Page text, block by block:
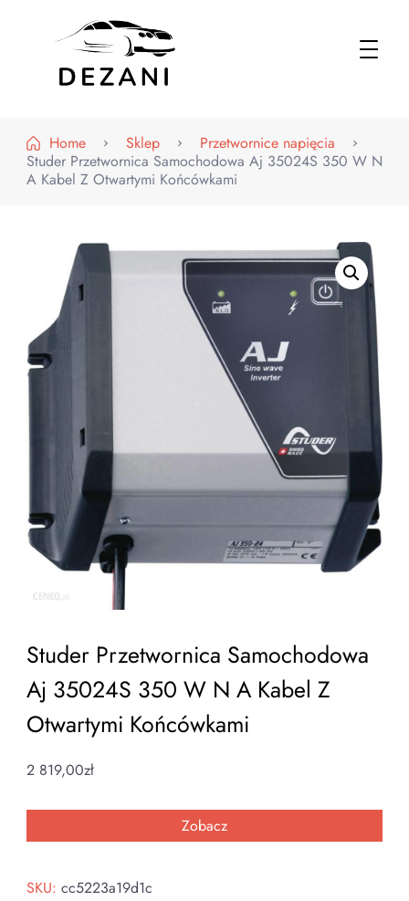
Home
Sklep
Przetwornice napięcia
Studer Przetwornica Samochodowa Aj 35024S 350 W N
A Kabel Z Otwartymi Końcówkami
Studer Przetwornica Samochodowa
Aj 35024S 350 W N A Kabel Z
Otwartymi Końcówkami
2 819,00zł
Zobacz
SKU: cc5223a19d1c